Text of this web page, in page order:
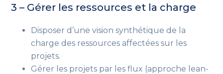
3 – Gérer les ressources et la charge
Disposer d’une vision synthétique de la
charge des ressources affectées sur les
projets.
Gérer les projets par les flux (approche lean-